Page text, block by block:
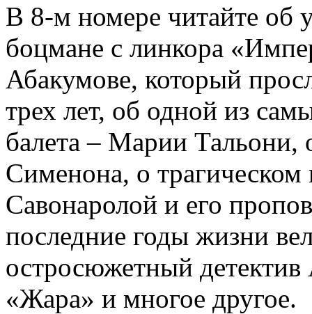
В 8-м номере читайте об
боцмане с линкора
Абакумове, который
трех лет, об одной из
балета – Марии
Сименона, о трагическом
Савонаролой и его
последние годы жизни
остросюжетный детектив
«Жара» и многое другое.